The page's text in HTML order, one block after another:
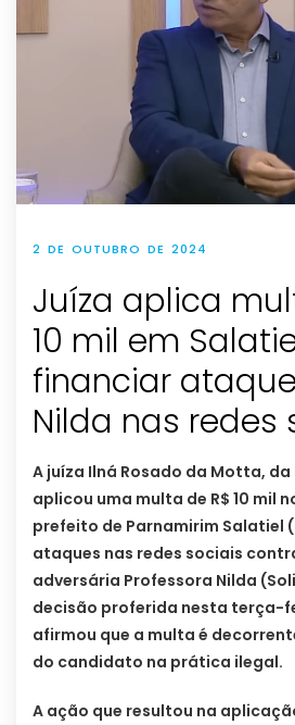
2 DE OUTUBRO DE 2024
Juíza aplica
10 mil em
financiar
Nilda nas redes
A juíza Ilná Rosado da Motta, da
aplicou uma multa de R$ 10 mil
prefeito de Parnamirim Salatiel
ataques nas redes sociais
adversária Professora Nilda
decisão proferida nesta terça-
afirmou que a multa é
do candidato na prática ilegal.
A ação que resultou na